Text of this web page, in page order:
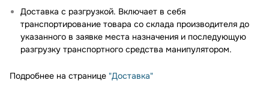
Доставка с разгрузкой. Включает в себя
транспортирование товара со склада производителя до
указанного в заявке места назначения и последующую
разгрузку транспортного средства манипулятором.
Подробнее на странице "Доставка"